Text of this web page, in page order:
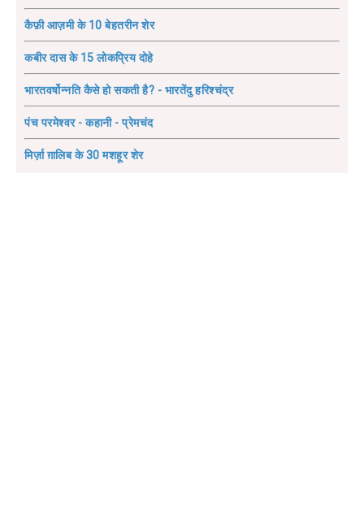
कैफ़ी आज़मी के 10 बेहतरीन शेर
कबीर दास के 15 लोकप्रिय दोहे
भारतवर्षोन्नति कैसे हो सकती है? - भारतेंदु हरिश्चंद्र
पंच परमेश्वर - कहानी - प्रेमचंद
मिर्ज़ा ग़ालिब के 30 मशहूर शेर